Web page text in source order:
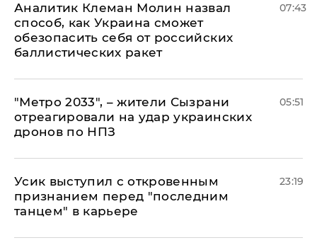
Аналитик Клеман Молин назвал
способ, как Украина сможет
обезопасить себя от российских
баллистических ракет
07:43
"Метро 2033", – жители Сызрани
отреагировали на удар украинских
дронов по НПЗ
05:51
Усик выступил с откровенным
признанием перед "последним
танцем" в карьере
23:19